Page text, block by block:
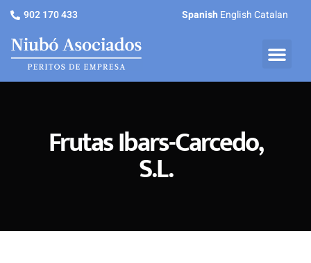
902 170 433 Spanish EnglishCatalan
Frutas Ibars-Carcedo,
S.L.